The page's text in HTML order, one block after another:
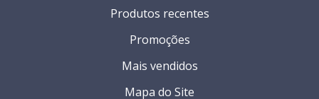
Produtos recentes
Promoções
Mais vendidos
Mapa do Site